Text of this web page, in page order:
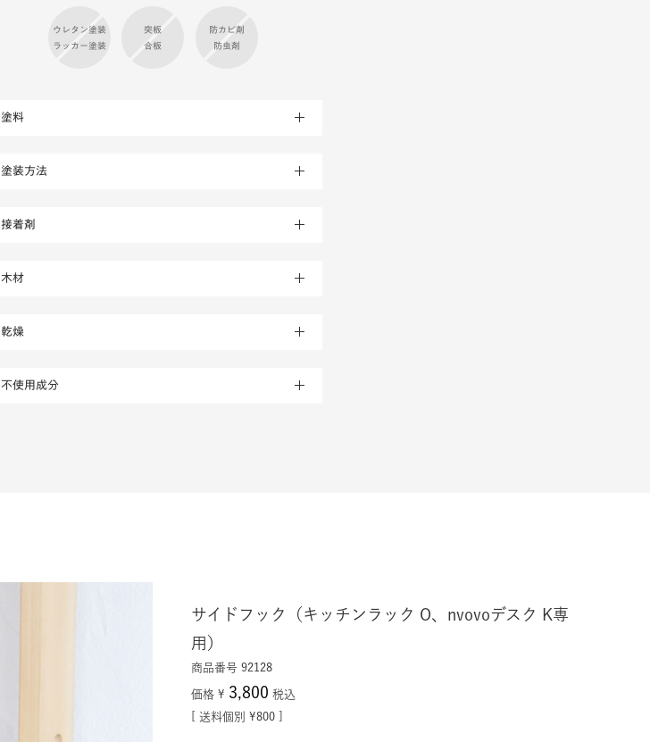
ウレタン塗装
ラッカー塗装
突板
合板
防カビ剤
防虫剤
塗料
塗装方法
接着剤
木材
乾燥
不使用成分
サイドフック（キッチンラック O、nvovoデスク K専
用）
商品番号 92128
価格 ¥ 3,800 税込
送料個別
¥800